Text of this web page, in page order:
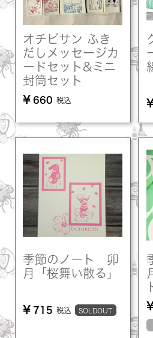
オチビサン ふき
だしメッセージカ
ードセット&ミニ
封筒セット
¥ 660 税込
季節のノート 卯
月「桜舞い散る」
¥ 715 税込 SOLDOUT